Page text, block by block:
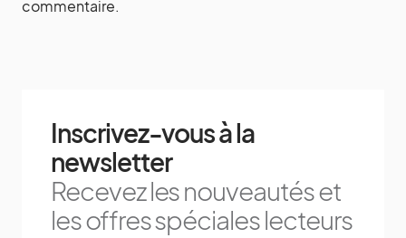
commentaire.
Inscrivez-vous à la
newsletter
Recevez les nouveautés et
les offres spéciales lecteurs